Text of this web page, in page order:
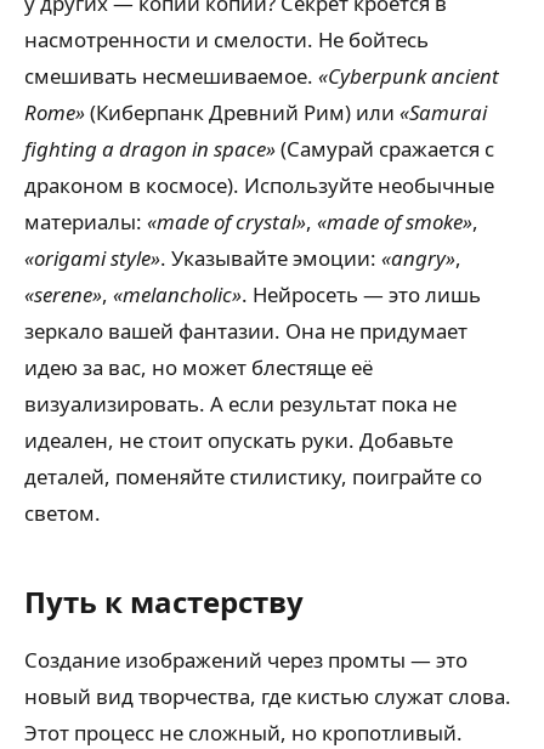
насмотренности и смелости. Не бойтесь
смешивать несмешиваемое. «Cyberpunk ancient
Rome»(Киберпанк Древний Рим) или «Samurai
fighting a dragon in space»(Самурай сражается с
драконом в космосе). Используйте необычные
материалы: «made of crystal», «made of smoke»,
«origami style». Указывайте эмоции: «angry»,
«serene», «melancholic». Нейросеть — это лишь
зеркало вашей фантазии. Она не придумает
идею за вас, но может блестяще её
визуализировать. А если результат пока не
идеален, не стоит опускать руки. Добавьте
деталей, поменяйте стилистику, поиграйте со
светом.
Путь к мастерству
Создание изображений через промты — это
новый вид творчества, где кистью служат слова.
Этот процесс не сложный, но кропотливый.